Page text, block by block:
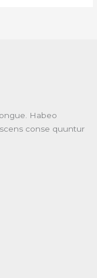
Habeo
conse quuntur